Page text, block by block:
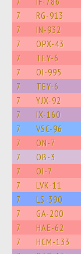
7 RG-913
7 IN-932
7 OPX-43
7 TEY-6
7 OI-995
7 TEY-6
7 YJX-92
7 IX-160
7 VSC-96
7 ON-7
7 OB-3
7 OI-7
7 LVK-11
7 LS-390
7 GA-200
7 HAE-62
7 HCM-133